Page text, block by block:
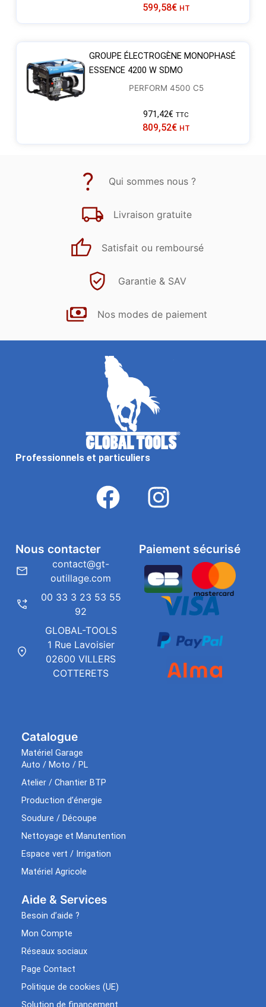
599,58€ HT
GROUPE ÉLECTROGÈNE MONOPHASÉ
ESSENCE 4200 W SDMO
PERFORM 4500 C5
971,42€ TTC
809,52€ HT
Qui sommes nous ?
Livraison gratuite
Satisfait ou remboursé
Garantie & SAV
Nos modes de paiement
Professionnels et particuliers
Catalogue
Matériel Garage
Auto / Moto / PL
Atelier / Chantier BTP
Production d’énergie
Soudure / Découpe
Nettoyage et Manutention
Espace vert / Irrigation
Matériel Agricole
Aide & Services​
Besoin d’aide ?
Mon Compte
Réseaux sociaux
Page Contact
Politique de cookies (UE)
Paiement sécurisé
Nous contacter
contact@gt-
outillage.com
00 33 3 23 53 55
92
GLOBAL-TOOLS
1 Rue Lavoisier
02600 VILLERS
COTTERETS